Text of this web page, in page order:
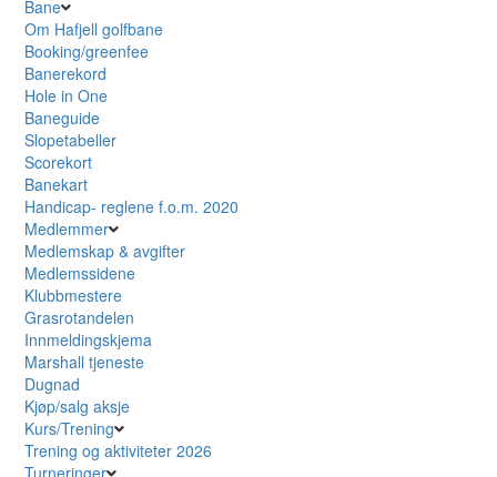
Bane
Om Hafjell golfbane
Booking/greenfee
Banerekord
Hole in One
Baneguide
Slopetabeller
Scorekort
Banekart
Handicap- reglene f.o.m. 2020
Medlemmer
Medlemskap & avgifter
Medlemssidene
Klubbmestere
Grasrotandelen
Innmeldingskjema
Marshall tjeneste
Dugnad
Kjøp/salg aksje
Kurs/Trening
Trening og aktiviteter 2026
Turneringer